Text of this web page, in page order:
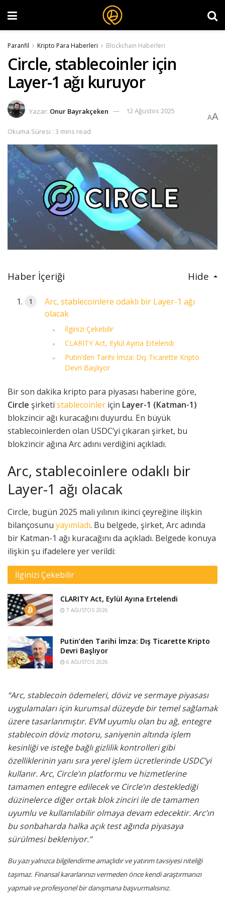
Paranfil Kripto Para Haberleri Blockchain Haberleri
Circle, stablecoinler için
Layer-1 ağı kuruyor
Yazar: Onur Bayrakçeken 12 Ağustos 2025
Okuma Süresi : 3 mins read
AA
Haber İçeriği Hide
Arc, stablecoinlere odaklı bir Layer-1 ağı
olacak
İlginizi Çekebilir
CLARITY Act, Eylül Ayına Ertelendi
Putin’den Tarihi İmza: Dış Ticarette Kripto
Devri Başlıyor
Bir son dakika kripto para piyasası haberine göre,
Circle şirketi stablecoinler için Layer-1 (Katman-1)
blokzincir ağı kuracağını duyurdu. En büyük
stablecoinlerden olan USDC’yi çıkaran şirket, bu
blokzincir ağına Arc adını verdiğini açıkladı.
Arc, stablecoinlere odaklı bir
Layer-1 ağı olacak
Circle, bugün 2025 mali yılının ikinci çeyreğine ilişkin
bilançosunu yayımladı. Bu belgede, şirket, Arc adında
bir Katman-1 ağı kuracağını da açıkladı. Belgede konuya
ilişkin şu ifadelere yer verildi:
İlginizi Çekebilir
CLARITY Act, Eylül Ayına Ertelendi
7 AĞUSTOS 2026
Putin’den Tarihi İmza: Dış Ticarette Kripto
Devri Başlıyor
6 AĞUSTOS 2026
“Arc, stablecoin ödemeleri, döviz ve sermaye piyasası
uygulamaları için kurumsal düzeyde bir temel sağlamak
üzere tasarlanmıştır. EVM uyumlu olan bu ağ, entegre
stablecoin döviz motoru, saniyenin altında işlem
kesinliği ve isteğe bağlı gizlilik kontrolleri gibi
özelliklerinin yanı sıra yerel işlem ücretlerinde USDC’yi
kullanır. Arc, Circle’ın platformu ve hizmetlerine
tamamen entegre edilecek ve Circle’ın desteklediği
düzinelerce diğer ortak blok zinciri ile de tamamen
uyumlu ve kullanılabilir olmaya devam edecektir. Arc’ın
bu sonbaharda halka açık test ağında piyasaya
sürülmesi bekleniyor.”
Bu yazı yalnızca bilgilendirme amaçlıdır ve yatırım tavsiyesi niteliği
taşımaz. Finansal kararlarınızı vermeden önce kendi araştırmanızı
yapmalı ve profesyonel bir danışmana başvurmalısınız.